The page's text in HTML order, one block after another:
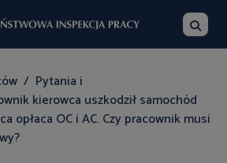
Pytania i
kierowca uszkodził samochód
opłaca OC i AC. Czy pracownik musi
Szukaj